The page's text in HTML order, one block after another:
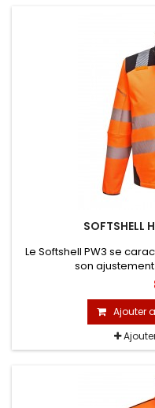
SOFTSHELL
Le Softshell PW3 se
son
Ajouter